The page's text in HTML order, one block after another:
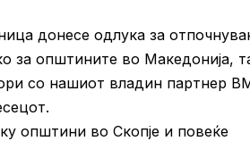
донесе одлука за
за општините во Македонија,
со нашиот владин партнер
општини во Скопје и повеќе